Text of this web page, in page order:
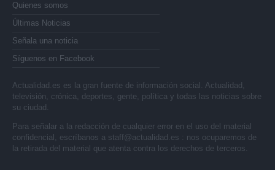
Quienes somos
Últimas Noticias
Señala una noticia
Síguenos en Facebook
Actualidad.es es la gran fuente de información social. Actualidad,
televisión, crónica, deportes, gente, política y todas las noticias sobre
su ciudad.
Para señalar a la redacción de cualquier error en el uso del material
confidencial, escríbanos a staff@actualidad.es : nos ocuparemos de
la retirada del material que atenta contra los derechos de terceros.